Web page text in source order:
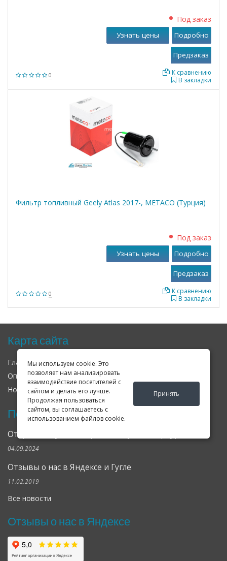
Мы используем cookie. Это
позволяет нам анализировать
взаимодействие посетителей с
сайтом и делать его лучше.
Продолжая пользоваться
сайтом, вы соглашаетесь с
использованием файлов cookie.
Принять
0
Под заказ
В закладки
К сравнению
Узнать цены Подробно
Фильтр топливный Geely Atlas 2017-, METACO (Турция)
0
Под заказ
В закладки
К сравнению
Узнать цены Подробно
Карта сайта
Главная О нас
Оплата
Доставка
Новости
Оферта Соглашение
Последние новости
Открылся клубный сервис Geely в Петербурге
04.09.2024
Отзывы о нас в Яндексе и Гугле
11.02.2019
Все новости
Отзывы о нас в Яндексе